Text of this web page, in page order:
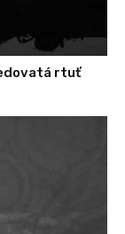
rtuť